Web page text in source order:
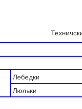
Лебедки
Люльки